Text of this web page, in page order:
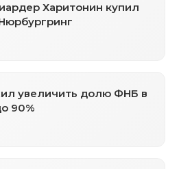
Харитонин купил
увеличить долю ФНБ в
90%